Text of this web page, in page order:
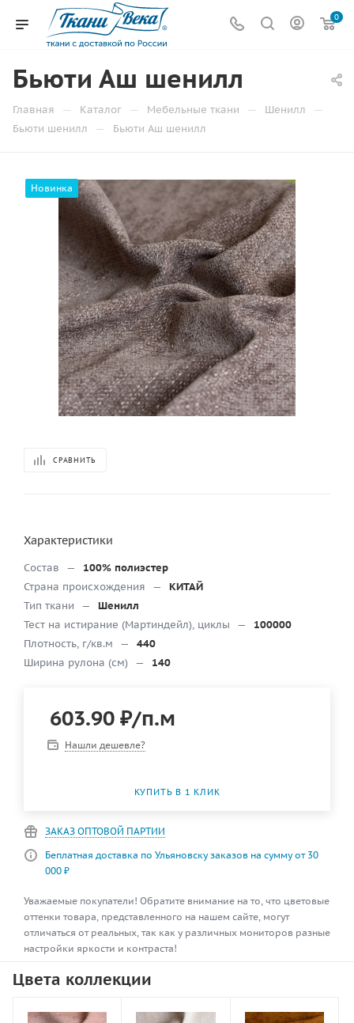
0
Бьюти Аш шенилл
Главная — Каталог — Мебельные ткани — Шенилл —
Бьюти шенилл — Бьюти Аш шенилл
Новинка
СРАВНИТЬ
Характеристики
Состав —
100% полиэстер
Страна происхождения
—
КИТАЙ
Тип ткани
—
Шенилл
Тест на истирание (Мартиндейл), циклы
—
100000
Плотность, г/кв.м
—
440
Ширина рулона (см) — 140
603.90 ₽/п.м
Нашли дешевле?
КУПИТЬ В 1 КЛИК
ЗАКАЗ ОПТОВОЙ ПАРТИИ
Беплатная доставка по Ульяновску заказов на сумму от 30
000 ₽
Уважаемые покупатели! Обратите внимание на то, что цветовые
оттенки товара, представленного на нашем сайте, могут
отличаться от реальных, так как у различных мониторов разные
настройки яркости и контраста!
Цвета коллекции